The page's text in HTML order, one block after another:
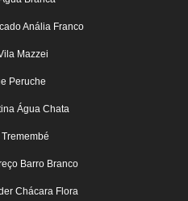
Anália Franco
Mazzei
Peruche
Água Chata
Barro Branco
Chácara Flora